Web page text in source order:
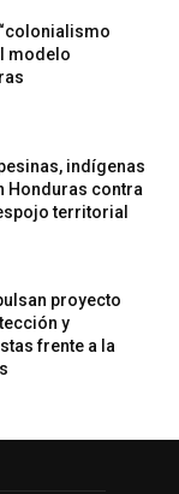
modelo
indígenas
Honduras contra
territorial
proyecto
y
frente a la